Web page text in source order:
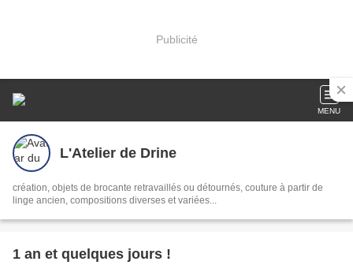
Publicité
MENU
L'Atelier de Drine
création, objets de brocante retravaillés ou détournés, couture à partir de
linge ancien, compositions diverses et variées...
1 an et quelques jours !